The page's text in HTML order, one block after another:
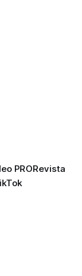
PRORevista